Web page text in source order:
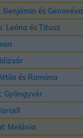
Benjámin és Genovéva
Leóna ésTitusz
és Ramóna
Gyöngyvér
Melánia